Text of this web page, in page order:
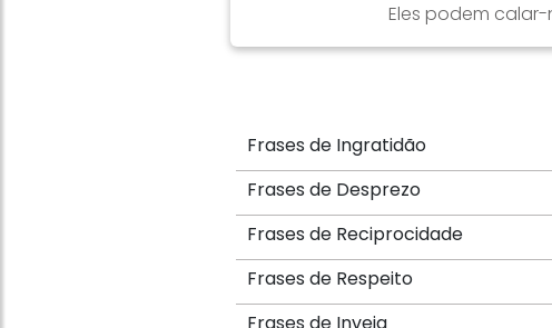
Eles podem
Frases de Ingratidão
Frases de Desprezo
Frases de Reciprocidade
Frases de Respeito